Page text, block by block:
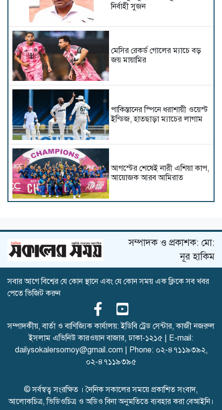
নির্বাহী সুজন
মেসির রেকর্ড গোলের ম্যাচে বড়
জয় মায়ামির
পাকিস্তানের স্পিনে ধরাশায়ী ওয়েস্ট
ইন্ডিজ, হাতছাড়া ম্যাচের লাগাম
আগস্টের শেষেই নারী এশিয়া কাপ,
আয়োজক আরব আমিরাত
নেইমারকে বিশ্বকাপের দলে নেওয়া
একই গ্রুপে ভারত-পাকিস্তান,
বাংলাদেশের সঙ্গী কারা?
অস্ট্রেলিয়া সিরিজের আগে নাহিদ
সম্পাদক ও প্রকাশক: মো:
নূর হাকিম
সবার আগে বিশ্বের যে কোন স্থানে এবং যে কোন সময় এক ক্লিকে সব খবর
পেতে ভিজিট করুন
সম্পাদকীয়, বার্তা ও বাণিজ্যিক কার্যালয়: ইডিবি ট্রেড সেন্টার, কাজী নজরুল
ইসলাম এভিনিউ কারওয়ান বাজার, ঢাকা-১২১৫ | E-mail:
dailysokalersomoy@gmail.com | Phone: ০২-৪৭১১৯৩৯২,
০২-৪৭১১৯৩৯৫
© সর্বস্বত্ব সংরক্ষিত । দৈনিক সকালের সময়ে প্রকাশিত সংবাদ,
আলোকচিত্র, ভিডিওচিত্র ও অডিও বিনা অনুমতিতে ব্যবহার করা বেআইনি।